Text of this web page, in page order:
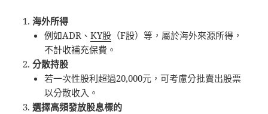
海外所得
例如ADR、KY股 （F股）等，屬於海外來源所得，
不計收補充保費。
分散持股
若一次性股利超過20,000元，可考慮分批賣出股票
以分散收入。
選擇高頻發放股息標的